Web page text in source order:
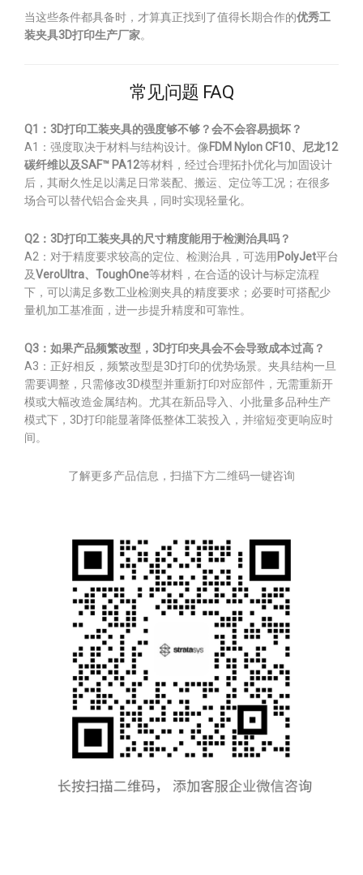
当这些条件都具备时，才算真正找到了值得长期合作的优秀工
装夹具3D打印生产厂家。
常见问题 FAQ
Q1：3D打印工装夹具的强度够不够？会不会容易损坏？
A1：强度取决于材料与结构设计。像FDM Nylon CF10、尼龙12
碳纤维以及SAF™ PA12等材料，经过合理拓扑优化与加固设计
后，其耐久性足以满足日常装配、搬运、定位等工况；在很多
场合可以替代铝合金夹具，同时实现轻量化。
Q2：3D打印工装夹具的尺寸精度能用于检测治具吗？
A2：对于精度要求较高的定位、检测治具，可选用 PolyJet平台
及VeroUltra、ToughOne等材料，在合适的设计与标定流程
下，可以满足多数工业检测夹具的精度要求；必要时可搭配少
量机加工基准面，进一步提升精度和可靠性。
Q3：如果产品频繁改型，3D打印夹具会不会导致成本过高？
A3：正好相反，频繁改型是3D打印的优势场景。夹具结构一旦
需要调整，只需修改3D模型并重新打印对应部件，无需重新开
模或大幅改造金属结构。尤其在新品导入、小批量多品种生产
模式下，3D打印能显著降低整体工装投入，并缩短变更响应时
间。
了解更多产品信息，扫描下方二维码一键咨询